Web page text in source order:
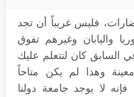
فليس غريباً أن تجد
واليابان وغيرهم تفوق
السابق كان لتتعلم عليك
وهذا لم يكن متاحاً
لا يوجد جامعة دولنا